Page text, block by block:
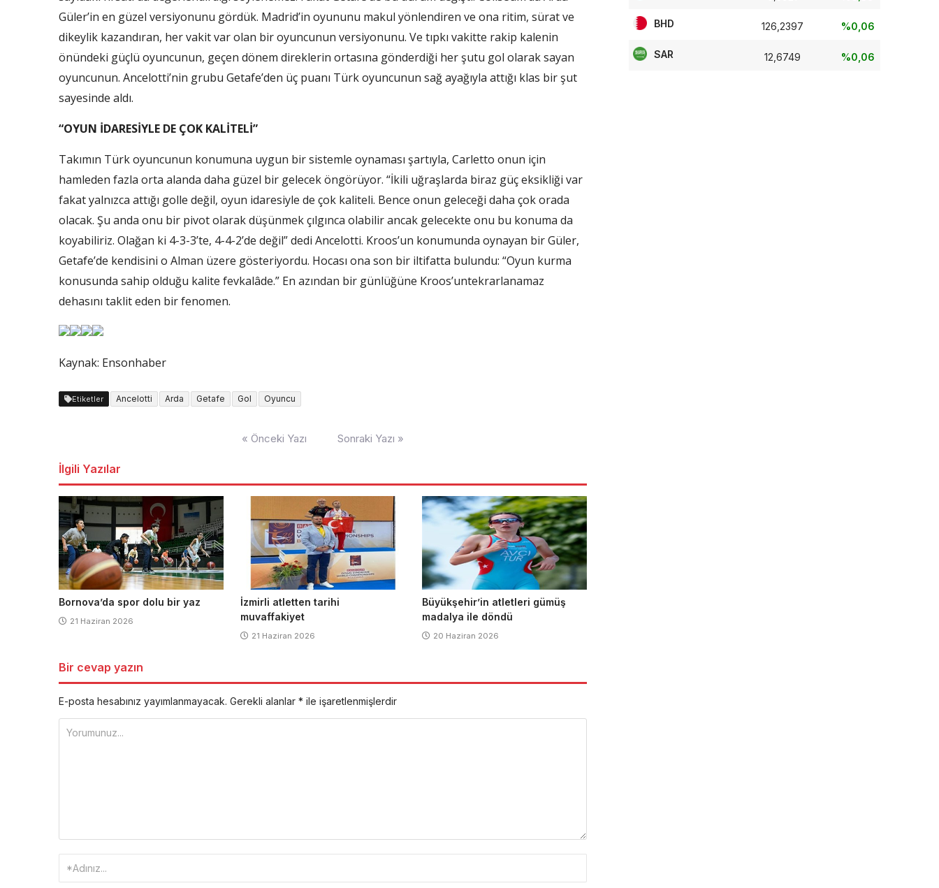
Güler’in en güzel versiyonunu gördük. Madrid’in oyununu makul yönlendiren ve ona ritim, sürat ve
dikeylik kazandıran, her vakit var olan bir oyuncunun versiyonunu. Ve tıpkı vakitte rakip kalenin
önündeki güçlü oyuncunun, geçen dönem direklerin ortasına gönderdiği her şutu gol olarak sayan
oyuncunun. Ancelotti’nin grubu Getafe’den üç puanı Türk oyuncunun sağ ayağıyla attığı klas bir şut
sayesinde aldı.
“OYUN İDARESİYLE DE ÇOK KALİTELİ”
Takımın Türk oyuncunun konumuna uygun bir sistemle oynaması şartıyla, Carletto onun için
hamleden fazla orta alanda daha güzel bir gelecek öngörüyor. “İkili uğraşlarda biraz güç eksikliği var
fakat yalnızca attığı golle değil, oyun idaresiyle de çok kaliteli. Bence onun geleceği daha çok orada
olacak. Şu anda onu bir pivot olarak düşünmek çılgınca olabilir ancak gelecekte onu bu konuma da
koyabiliriz. Olağan ki 4-3-3’te, 4-4-2’de değil” dedi Ancelotti. Kroos’un konumunda oynayan bir Güler,
Getafe’de kendisini o Alman üzere gösteriyordu. Hocası ona son bir iltifatta bulundu: “Oyun kurma
konusunda sahip olduğu kalite fevkalâde.” En azından bir günlüğüne Kroos’untekrarlanamaz
dehasını taklit eden bir fenomen.
Kaynak: Ensonhaber
Etiketler Ancelotti Arda Getafe Gol Oyuncu
« Önceki Yazı Sonraki Yazı »
İlgili Yazılar
Bornova’da spor dolu bir yaz
21 Haziran 2026
İzmirli atletten tarihi
muvaffakiyet
21 Haziran 2026
Büyükşehir’in atletleri gümüş
madalya ile döndü
20 Haziran 2026
Bir cevap yazın
E-posta hesabınız yayımlanmayacak. Gerekli alanlar * ile işaretlenmişlerdir
BHD 126,2397 %0,06
SAR 12,6749 %0,06